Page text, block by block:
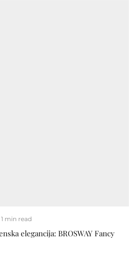
1 min read
elegancija: BROSWAY Fancy